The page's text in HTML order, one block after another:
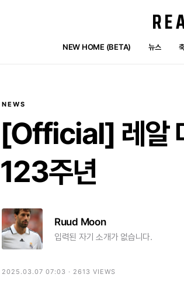
NEW HOME (BETA) 뉴스
NEWS
[Official] 레알
123주년
Ruud Moon
입력된 자기 소개가 없습니다.
2025.03.07 07:03 · 2613 VIEWS